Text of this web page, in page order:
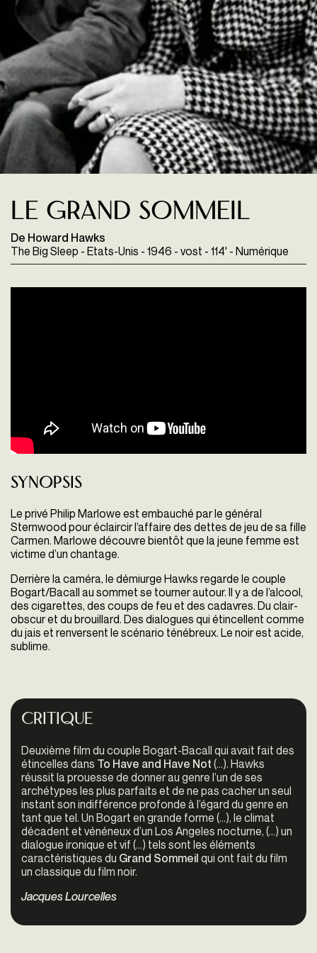
Le Grand Sommeil
De Howard Hawks
The Big Sleep - Etats-Unis - 1946 - vost - 114' - Numérique
Synopsis
Le privé Philip Marlowe est embauché par le général
Sternwood pour éclaircir l’affaire des dettes de jeu de sa fille
Carmen. Marlowe découvre bientôt que la jeune femme est
victime d’un chantage.
Derrière la caméra, le démiurge Hawks regarde le couple
Bogart/Bacall au sommet se tourner autour. Il y a de l’alcool,
des cigarettes, des coups de feu et des cadavres. Du clair-
obscur et du brouillard. Des dialogues qui étincellent comme
du jais et renversent le scénario ténébreux. Le noir est acide,
sublime.
Critique
Deuxième film du couple Bogart-Bacall qui avait fait des
étincelles dans To Have and Have Not (...). Hawks
réussit la prouesse de donner au genre l’un de ses
archétypes les plus parfaits et de ne pas cacher un seul
instant son indifférence profonde à l’égard du genre en
tant que tel. Un Bogart en grande forme (...), le climat
décadent et vénéneux d’un Los Angeles nocturne, (...) un
dialogue ironique et vif (...) tels sont les éléments
caractéristiques du Grand Sommeil qui ont fait du film
un classique du film noir.
Jacques Lourcelles